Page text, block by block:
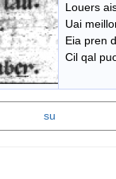
Louers
Uai
Eia pren
Cil qal
su